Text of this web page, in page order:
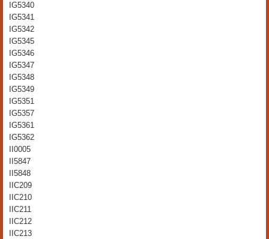
IG5340
IG5341
IG5342
IG5345
IG5346
IG5347
IG5348
IG5349
IG5351
IG5357
IG5361
IG5362
II0005
II5847
II5848
IIC209
IIC210
IIC211
IIC212
IIC213